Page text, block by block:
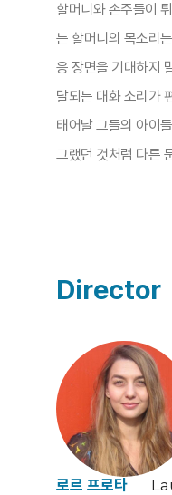
할머니와 손주들이
는 할머니의 목소리
응 장면을 기대하지
달되는 대화 소리가
태어날 그들의 아이
그랬던 것처럼 다른
Director
로르 프로타